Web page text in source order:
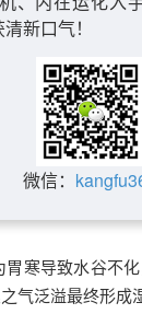
新口气！
微信：
寒导致水谷不
气泛溢最终形成